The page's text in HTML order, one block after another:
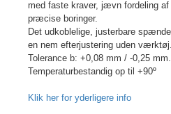
med faste kraver, jævn fordeling
præcise boringer.
Det udkoblelige, justerbare
en nem efterjustering uden værktøj.
Tolerance b: +0,08 mm / -0,25 mm.
Temperaturbestandig op til +90º
Klik her for yderligere info